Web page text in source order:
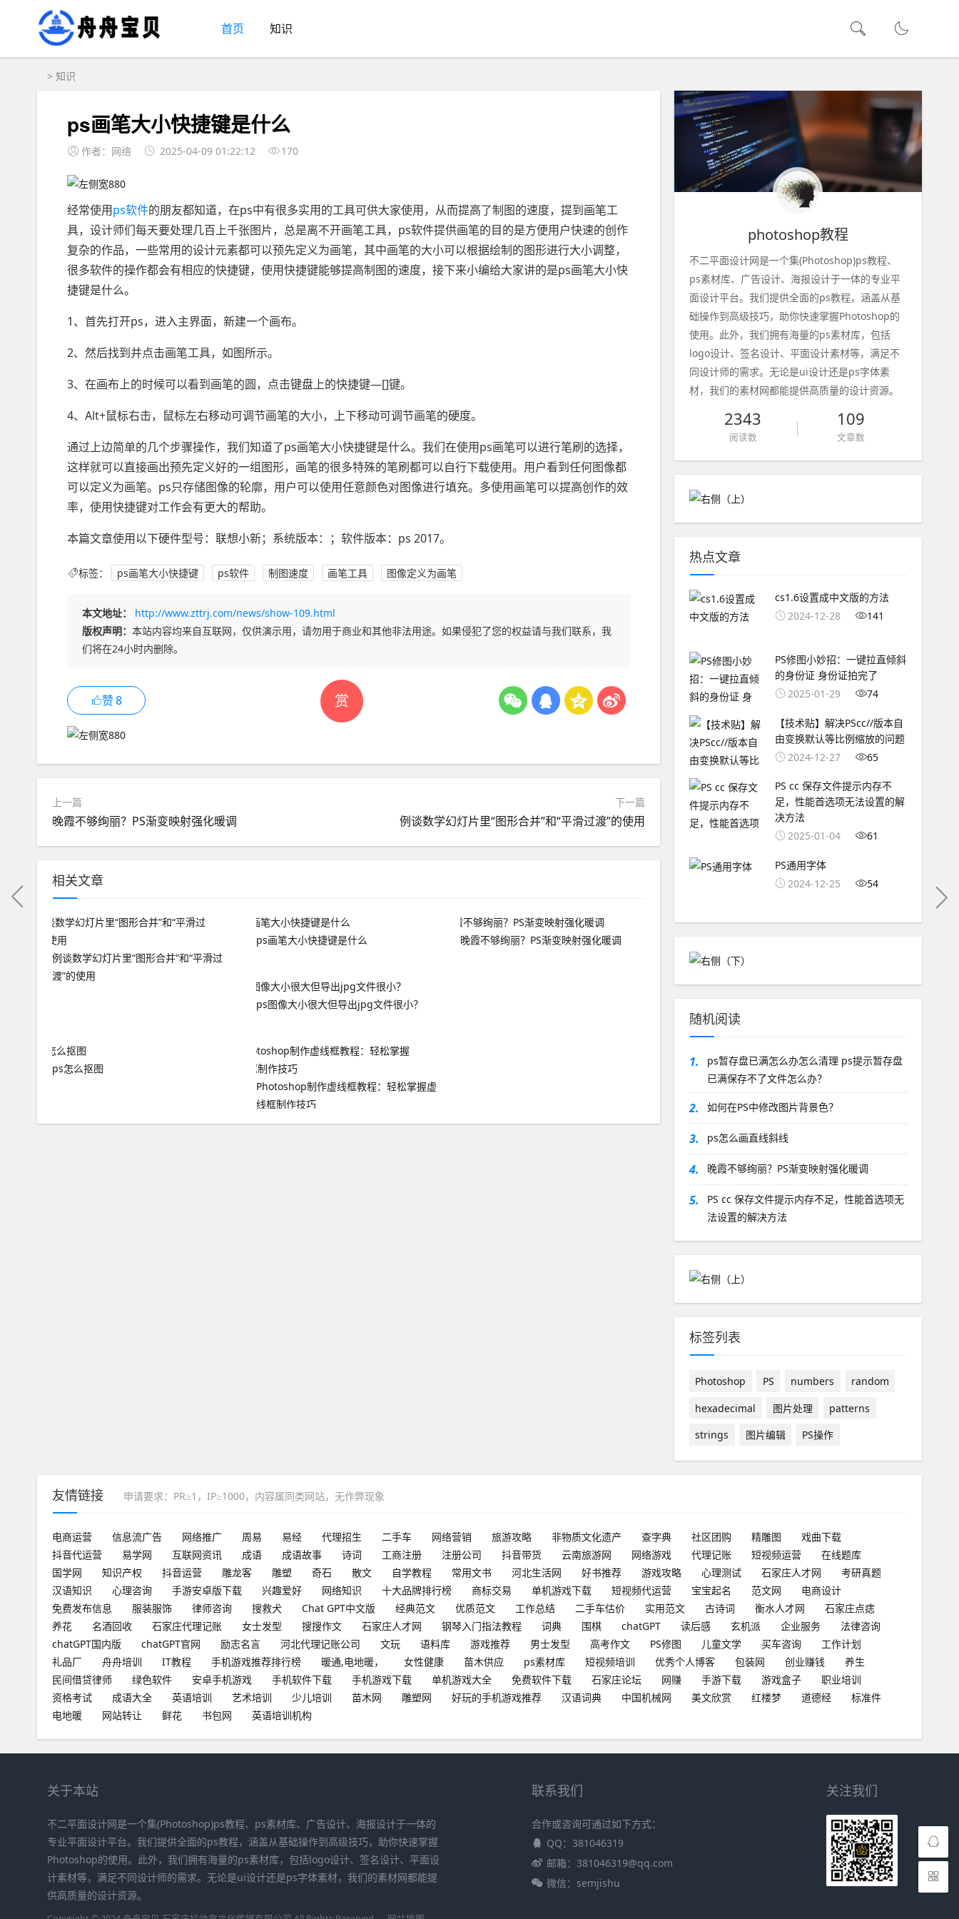
首页 知识
> 知识
ps画笔大小快捷键是什么
作者：网络 2025-04-09 01:22:12 170
经常使用ps软件的朋友都知道，在ps中有很多实用的工具可供大家使用，从而提高了制图的速度，提到画笔工
具，设计师们每天要处理几百上千张图片，总是离不开画笔工具，ps软件提供画笔的目的是方便用户快速的创作
复杂的作品，一些常用的设计元素都可以预先定义为画笔，其中画笔的大小可以根据绘制的图形进行大小调整，
很多软件的操作都会有相应的快捷键，使用快捷键能够提高制图的速度，接下来小编给大家讲的是ps画笔大小快
捷键是什么。
1、首先打开ps，进入主界面，新建一个画布。
2、然后找到并点击画笔工具，如图所示。
3、在画布上的时候可以看到画笔的圆，点击键盘上的快捷键—[]键。
4、Alt+鼠标右击，鼠标左右移动可调节画笔的大小，上下移动可调节画笔的硬度。
通过上边简单的几个步骤操作，我们知道了ps画笔大小快捷键是什么。我们在使用ps画笔可以进行笔刷的选择，
这样就可以直接画出预先定义好的一组图形，画笔的很多特殊的笔刷都可以自行下载使用。用户看到任何图像都
可以定义为画笔。ps只存储图像的轮廓，用户可以使用任意颜色对图像进行填充。多使用画笔可以提高创作的效
率，使用快捷键对工作会有更大的帮助。
本篇文章使用以下硬件型号：联想小新；系统版本：；软件版本：ps 2017。
标签： ps画笔大小快捷键 ps软件 制图速度 画笔工具 图像定义为画笔
赏
本文地址：
http://www.zttrj.com/news/show-109.html
版权声明： 本站内容均来自互联网，仅供演示用，请勿用于商业和其他非法用途。如果侵犯了您的权益请与我们联系，我
们将在24小时内删除。
赞8
上一篇
晚霞不够绚丽？PS渐变映射强化暖调
下一篇
例谈数学幻灯片里“图形合并”和“平滑过渡”的使用
相关文章
例谈数学幻灯片里“图形合并”和“平滑过
渡”的使用
ps画笔大小快捷键是什么 晚霞不够绚丽？PS渐变映射强化暖调
ps图像大小很大但导出jpg文件很小？
ps怎么抠图
Photoshop制作虚线框教程：轻松掌握虚
线框制作技巧
photoshop教程
不二平面设计网是一个集(Photoshop)ps教程、
ps素材库、广告设计、海报设计于一体的专业平
面设计平台。我们提供全面的ps教程，涵盖从基
础操作到高级技巧，助你快速掌握Photoshop的
使用。此外，我们拥有海量的ps素材库，包括
logo设计、签名设计、平面设计素材等，满足不
同设计师的需求。无论是ui设计还是ps字体素
材，我们的素材网都能提供高质量的设计资源。
2343
阅读数
109
文章数
热点文章
cs1.6设置成中文版的方法
2024-12-28
141
PS修图小妙招：一键拉直倾斜
的身份证 身份证拍完了
2025-01-29
74
【技术贴】解决PScc//版本自
由变换默认等比例缩放的问题
2024-12-27
65
PS cc 保存文件提示内存不
足，性能首选项无法设置的解
决方法
2025-01-04
61
PS通用字体
2024-12-25
54
随机阅读
1.
ps暂存盘已满怎么办怎么清理 ps提示暂存盘
已满保存不了文件怎么办？
2. 如何在PS中修改图片背景色？
3. ps怎么画直线斜线
4. 晚霞不够绚丽？PS渐变映射强化暖调
5.
PS cc 保存文件提示内存不足，性能首选项无
法设置的解决方法
标签列表
Photoshop PS numbers
random
hexadecimal
图片处理
patterns
strings
图片编辑 PS操作
友情链接 申请要求：PR≥1，IP≥1000，内容属同类网站，无作弊现象
电商运营 信息流广告 网络推广 周易 易经 代理招生 二手车 网络营销 旅游攻略 非物质文化遗产 查字典 社区团购 精雕图
戏曲下载
抖音代运营
易学网 互联网资讯 成语 成语故事 诗词 工商注册 注册公司 抖音带货 云南旅游网 网络游戏 代理记账 短视频运营
在线题库
国学网
知识产权 抖音运营 雕龙客 雕塑 奇石 散文 自学教程 常用文书 河北生活网 好书推荐 游戏攻略 心理测试 石家庄人才网
考研真题
汉语知识
心理咨询 手游安卓版下载 兴趣爱好 网络知识 十大品牌排行榜 商标交易 单机游戏下载 短视频代运营 宝宝起名 范文网
电商设计
免费发布信息
服装服饰 律师咨询 搜救犬 Chat GPT中文版 经典范文 优质范文 工作总结 二手车估价 实用范文 古诗词 衡水人才网
石家庄点痣
养花
名酒回收 石家庄代理记账 女士发型 搜搜作文 石家庄人才网 钢琴入门指法教程 词典 围棋 chatGPT 读后感 玄机派 企业服务
法律咨询
chatGPT国内版
chatGPT官网 励志名言 河北代理记账公司 文玩 语料库 游戏推荐 男士发型 高考作文 PS修图 儿童文学 买车咨询
工作计划
礼品厂
舟舟培训 IT教程 手机游戏推荐排行榜 暖通,电地暖， 女性健康 苗木供应 ps素材库 短视频培训 优秀个人博客 包装网 创业赚钱
养生
民间借贷律师
绿色软件 安卓手机游戏 手机软件下载 手机游戏下载 单机游戏大全 免费软件下载 石家庄论坛 网赚 手游下载 游戏盒子
职业培训
资格考试
成语大全 英语培训 艺术培训 少儿培训 苗木网 雕塑网 好玩的手机游戏推荐 汉语词典 中国机械网 美文欣赏 红楼梦 道德经
标准件
电地暖
网站转让 鲜花 书包网 英语培训机构
关于本站
不二平面设计网是一个集(Photoshop)ps教程、ps素材库、广告设计、海报设计于一体的
专业平面设计平台。我们提供全面的ps教程，涵盖从基础操作到高级技巧，助你快速掌握
Photoshop的使用。此外，我们拥有海量的ps素材库，包括logo设计、签名设计、平面设
计素材等，满足不同设计师的需求。无论是ui设计还是ps字体素材，我们的素材网都能提
供高质量的设计资源。
联系我们
合作或咨询可通过如下方式：
QQ：381046319
邮箱：381046319@qq.com
微信：semjishu
关注我们